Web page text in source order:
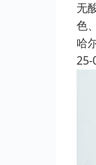
无
色
哈
25-